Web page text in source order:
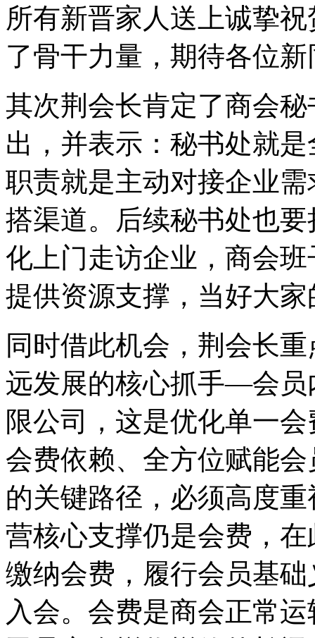
所有新晋家人送上诚挚
了骨干力量，期待各位
其次荆会长肯定了商会
出，并表示：秘书处就
职责就是主动对接企业
搭渠道。后续秘书处也
化上门走访企业，商会
提供资源支撑，当好大
同时借此机会，荆会长
远发展的核心抓手—会员
限公司，这是优化单一
会费依赖、全方位赋能
的关键路径，必须高度
营核心支撑仍是会费，
缴纳会费，履行会员基
入会。会费是商会正常